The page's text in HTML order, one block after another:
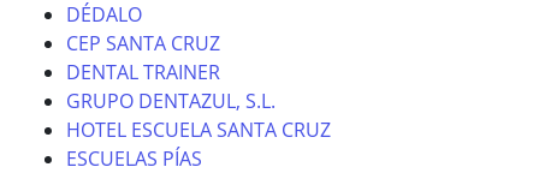
DÉDALO
CEP SANTA CRUZ
DENTAL TRAINER
GRUPO DENTAZUL, S.L.
HOTEL ESCUELA SANTA CRUZ
ESCUELAS PÍAS